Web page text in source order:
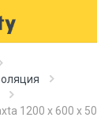
1200 x 600 x 50